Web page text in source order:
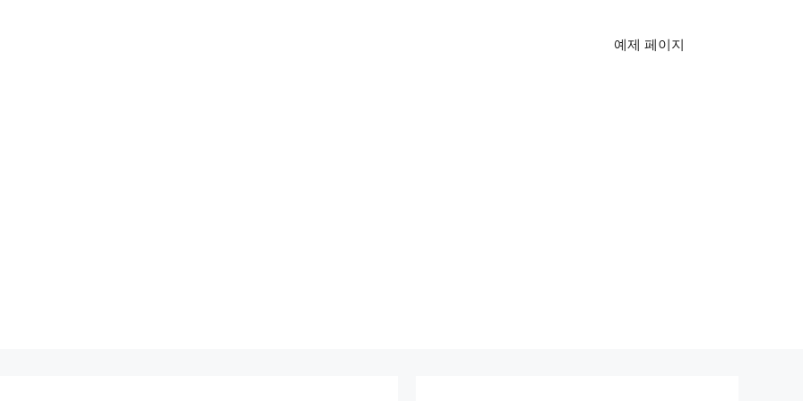
예제 페이지